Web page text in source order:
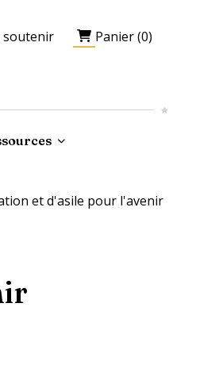
soutenir Panier (0)
et d'asile pour l'avenir